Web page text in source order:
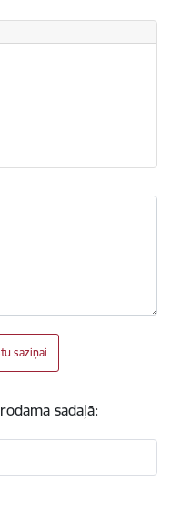
saziņai
sadaļā: